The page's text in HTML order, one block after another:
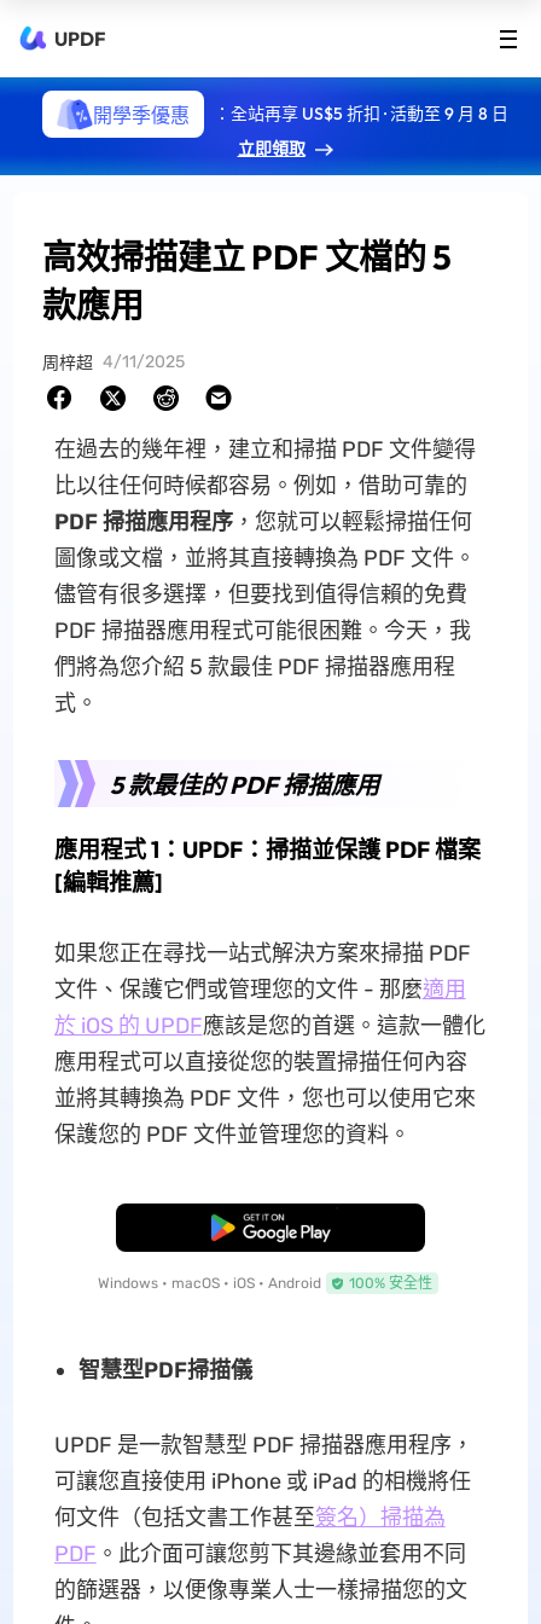
UPDF
開學季優惠
：全站再享 US$5 折扣 · 活動至 9 月 8 日
立即領取
高效掃描建立 PDF 文檔的 5
款應用
周梓超 4/11/2025
在過去的幾年裡，建立和掃描 PDF 文件變得
比以往任何時候都容易。例如，借助可靠的
PDF 掃描應用程序，您就可以輕鬆掃描任何
圖像或文檔，並將其直接轉換為 PDF 文件。
儘管有很多選擇，但要找到值得信賴的免費
PDF 掃描器應用程式可能很困難。今天，我
們將為您介紹 5 款最佳 PDF 掃描器應用程
式。
5 款最佳的 PDF 掃描應用
應用程式 1：UPDF：掃描並保護 PDF 檔案
[編輯推薦]
如果您正在尋找一站式解決方案來掃描 PDF
文件、保護它們或管理您的文件 - 那麼適用
於 iOS 的 UPDF應該是您的首選。這款一體化
應用程式可以直接從您的裝置掃描任何內容
並將其轉換為 PDF 文件，您也可以使用它來
保護您的 PDF 文件並管理您的資料。
免費下載
Windows • macOS • iOS • Android 100% 安全性
智慧型PDF掃描儀
UPDF 是一款智慧型 PDF 掃描器應用程序，
可讓您直接使用 iPhone 或 iPad 的相機將任
何文件（包括文書工作甚至簽名）掃描為
PDF 。此介面可讓您剪下其邊緣並套用不同
的篩選器，以便像專業人士一樣掃描您的文